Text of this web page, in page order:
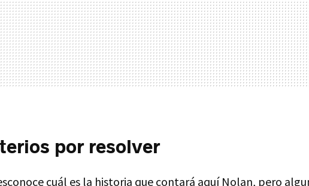
por resolver
cuál es la historia que contará aquí Nolan, pero